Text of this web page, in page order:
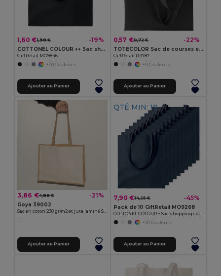
1,60 €1,98 € -19%
COTTONEL COLOUR ++ Sac shopping coton 180gr/m² MO9846-
GiftRetail MO9846
+20 Couleurs
Ajouter au Panier
0,57 €0,72 € -22%
TOTECOLOR Sac de courses et de plage polyvalent réutilisable
GiftRetail IT3787
+11 Couleurs
Ajouter au Panier
3,86 €4,88 € -21%
Goya 39002
Ajouter au Panier
QTÉ MIN: 10
7,90 €14,25 € -45%
Pack de 10 GiftRetail MO9268
+20 Couleurs
Ajouter au Panier